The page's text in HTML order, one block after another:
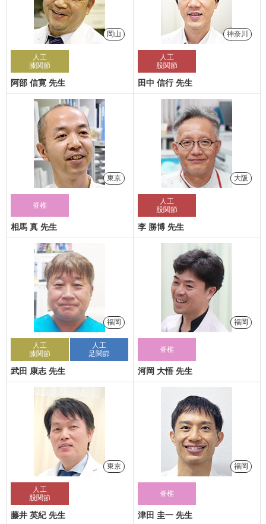
岡山
人工
膝関節
阿部 信寛 先生
神奈川
人工
股関節
田中 信行 先生
東京
脊椎
相馬 真 先生
大阪
人工
股関節
李 勝博 先生
福岡
人工
膝関節
人工
足関節
武田 康志 先生
福岡
脊椎
河岡 大悟 先生
東京
人工
股関節
藤井 英紀 先生
福岡
脊椎
津田 圭一 先生